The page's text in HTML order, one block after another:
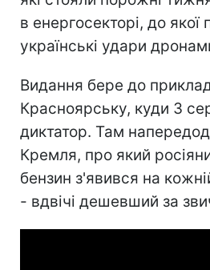
в енергосекторі, до якої
українські удари
Видання бере до
Красноярську, куди 3
диктатор. Там
Кремля, про який
бензин з'явився на
- вдвічі дешевший за